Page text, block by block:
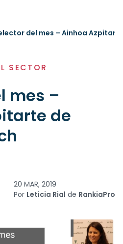
del mes – Ainhoa
SECTOR
mes –
de
20 MAR, 2019
Por Leticia Rial de RankiaPro